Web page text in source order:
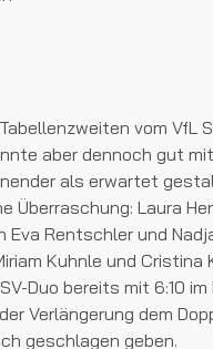
vom VfL
aber dennoch gut
als erwartet
Überraschung: Laura
Eva Rentschler und
Kuhnle und
Duo bereits mit 6:10
Verlängerung dem
geschlagen geben.